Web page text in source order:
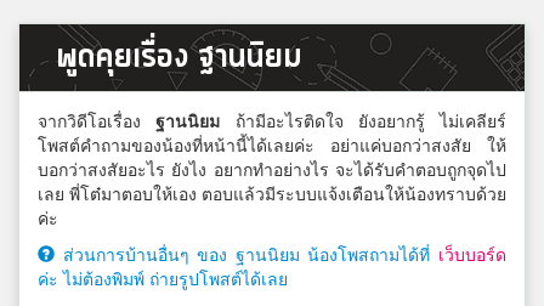
พูดคุยเรื่อง ฐานนิยม
จากวิดีโอเรื่องฐานนิยม ถ้ามีอะไรติดใจ ยังอยากรู้ ไม่เคลียร์
โพสต์คำถามของน้องที่หน้านี้ได้เลยค่ะ อย่าแค่บอกว่าสงสัย ให้
บอกว่าสงสัยอะไร ยังไง อยากทำอย่างไร จะได้รับคำตอบถูกจุดไป
เลย พี่โต๋มาตอบให้เอง ตอบแล้วมีระบบแจ้งเตือนให้น้องทราบด้วย
ค่ะ
ส่วนการบ้านอื่นๆ ของ ฐานนิยม น้องโพสถามได้ที่ เว็บบอร์ด
ค่ะ ไม่ต้องพิมพ์ ถ่ายรูปโพสต์ได้เลย